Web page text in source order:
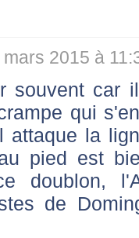
mars 2015 à
souvent car
qui
attaque la
pied est
doublon,
de